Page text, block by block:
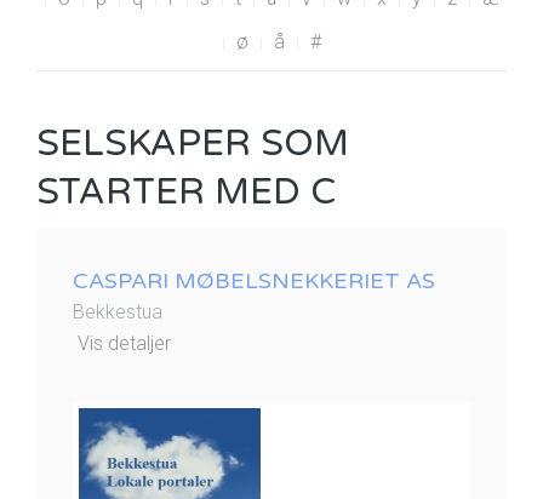
ø
å #
SELSKAPER SOM
STARTER MED C
CASPARI MØBELSNEKKERIET AS
Bekkestua
Vis detaljer